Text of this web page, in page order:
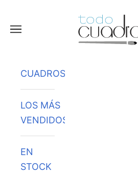
Menú
CUADROS
LOS MÁS
VENDIDOS
EN
STOCK